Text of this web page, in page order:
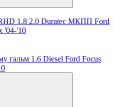
1.8 2.0 Duratec МКПП Ford
'04-'10